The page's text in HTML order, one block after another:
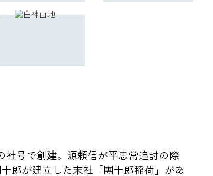
社号で創建。源頼信が平忠常追討の際
郎が建立した末社「團十郎稲荷」があ